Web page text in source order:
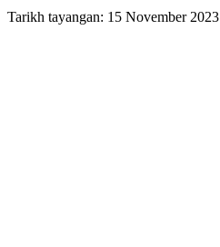
Tarikh tayangan: 15 November 2023